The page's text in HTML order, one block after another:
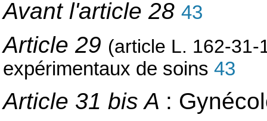
Avant l'article 28 43
Article 29 (article L. 162-
expérimentaux de soins 43
Article 31 bis A :